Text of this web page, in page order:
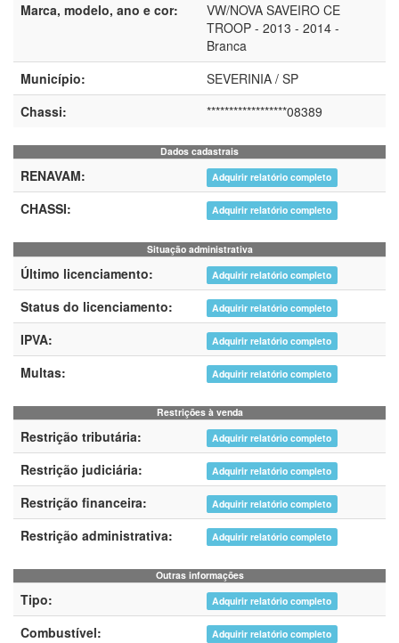
Marca, modelo, ano e cor:
VW/NOVA SAVEIRO CE
TROOP - 2013 - 2014 -
Branca
Município:
SEVERINIA / SP
Chassi:
******************08389
Dados cadastrais
RENAVAM: Adquirir relatório completo
CHASSI: Adquirir relatório completo
Situação administrativa
Último licenciamento: Adquirir relatório completo
Status do licenciamento: Adquirir relatório completo
IPVA: Adquirir relatório completo
Multas: Adquirir relatório completo
Restrições à venda
Restrição tributária: Adquirir relatório completo
Restrição judiciária: Adquirir relatório completo
Restrição financeira: Adquirir relatório completo
Restrição administrativa: Adquirir relatório completo
Outras informações
Tipo: Adquirir relatório completo
Combustível: Adquirir relatório completo